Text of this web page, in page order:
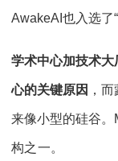
AwakeAI也入选了
学术中心加技术
心的关键原因 ，
来像小型的硅谷
构之 一。